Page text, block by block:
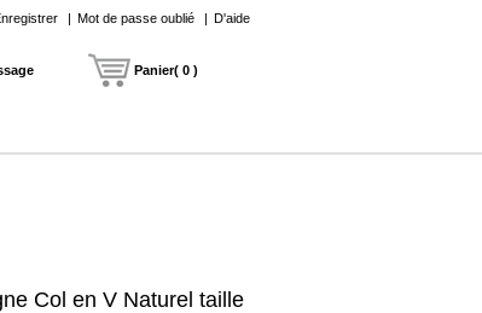
| Mot de passe oublié | D'aide
Panier( 0 )
Col en V Naturel taille